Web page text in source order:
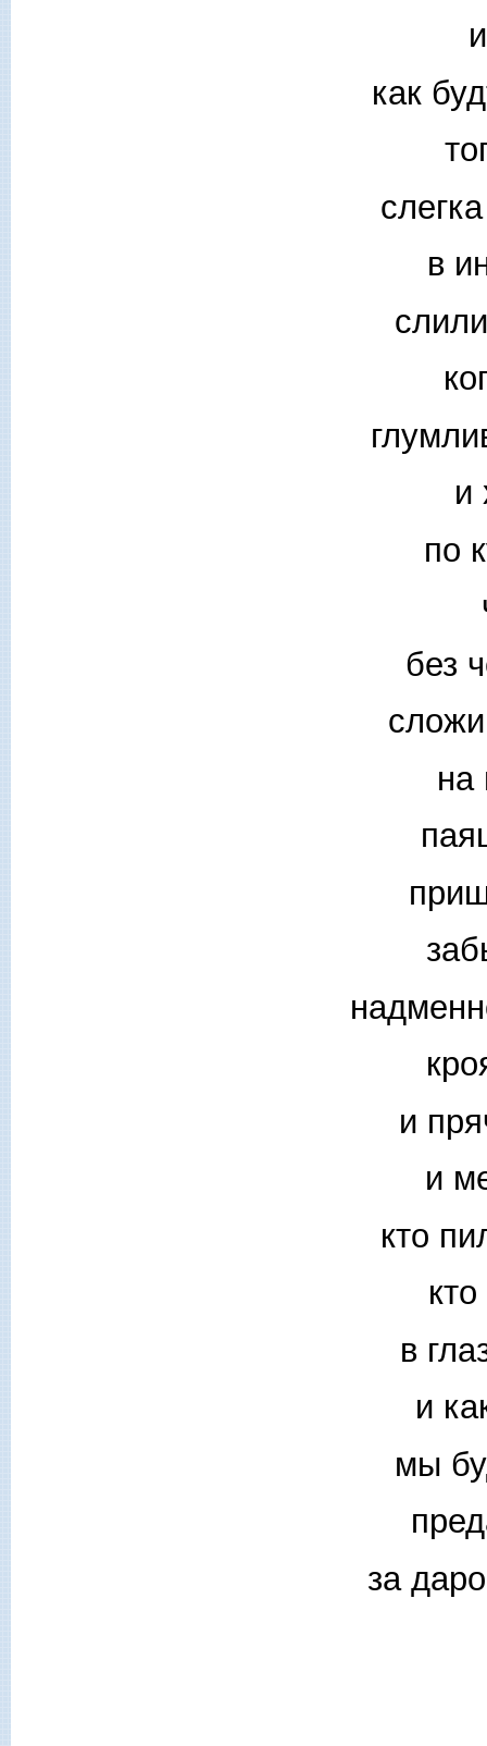
как
в
и
по
без
на
и
и
кто
в
и
мы
за